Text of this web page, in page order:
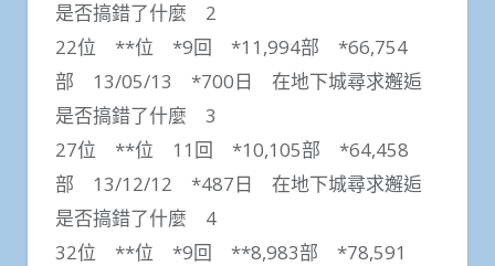
是否搞錯了什麼 2
22位 **位 *9回 *11,994部 *66,754
部 13/05/13 *700日 在地下城尋求邂逅
是否搞錯了什麼 3
27位 **位 11回 *10,105部 *64,458
部 13/12/12 *487日 在地下城尋求邂逅
是否搞錯了什麼 4
32位 **位 *9回 **8,983部 *78,591